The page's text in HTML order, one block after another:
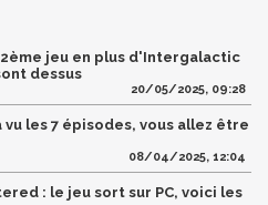
jeu en plus d'Intergalactic
dessus
20/05/2025, 09:28
vu les 7 épisodes, vous allez être
08/04/2025, 12:04
: le jeu sort sur PC, voici les